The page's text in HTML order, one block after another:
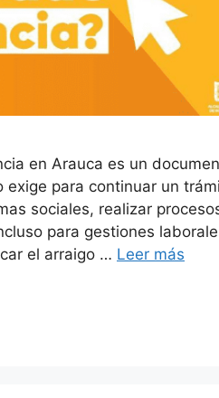
en Arauca es un
para continuar un
sociales, realizar
para gestiones
el arraigo … Leer más